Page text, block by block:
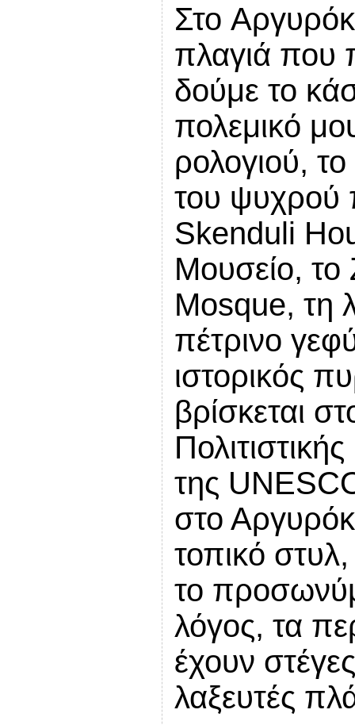
Στο
πλαγιά που
δούμε το
πολεμικό
ρολογιού,
του ψυχρού
Skenduli
Μουσείο,
Mosque, τη
πέτρινο
ιστορικός
βρίσκεται
της
στο
τοπικό
το
λόγος, τα
έχουν
λαξευτές